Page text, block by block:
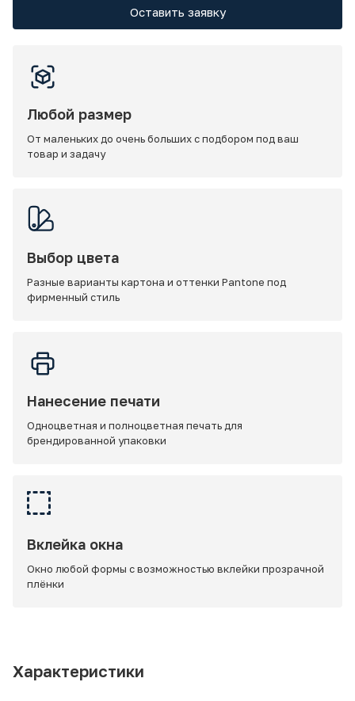
Оставить заявку
Любой размер
От маленьких до очень больших с подбором под ваш
товар и задачу
Выбор цвета
Разные варианты картона и оттенки Pantone под
фирменный стиль
Нанесение печати
Одноцветная и полноцветная печать для
брендированной упаковки
Вклейка окна
Окно любой формы с возможностью вклейки прозрачной
плёнки
Характеристики